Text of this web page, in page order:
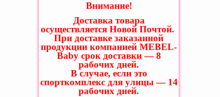
Внимание!
Доставка товара
осуществляется Новой Почтой.
При доставке заказанной
продукции компанией MEBEL-
Baby срок доставки — 8
рабочих дней.
В случае, если это
спорткомплекс для улицы — 14
рабочих дней.